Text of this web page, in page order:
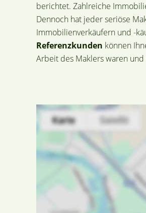
berichtet. Zahlreiche
Dennoch hat jeder seriöse
Immobilienverkäufern und -
Referenzkunden können
Arbeit des Maklers waren und